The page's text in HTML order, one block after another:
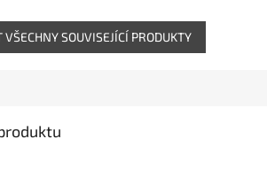
pro...
SOUVISEJÍCÍ PRODUKTY